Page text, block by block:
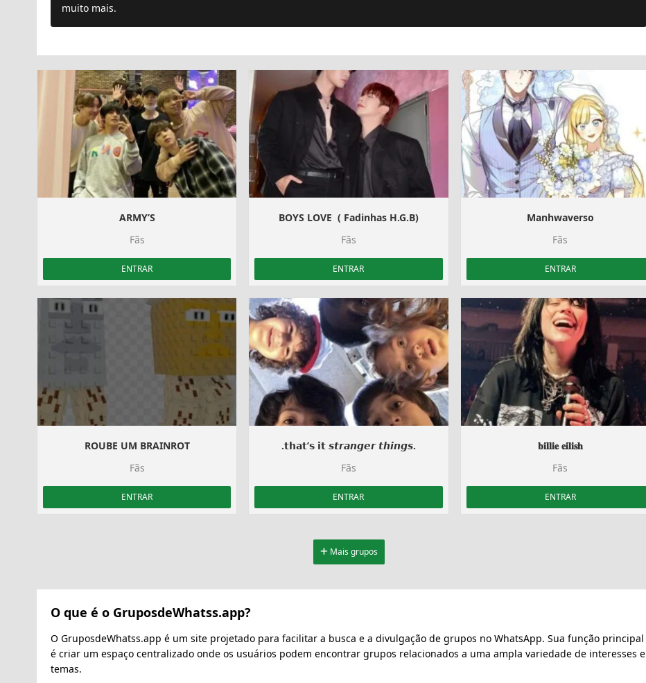
muito mais.
ARMY’S
Fãs
ENTRAR
BOYS LOVE ️‍ ( Fadinhas H.G.B)
Fãs
ENTRAR
Manhwaverso
Fãs
ENTRAR
ROUBE UM BRAINROT
Fãs
ENTRAR
.𝘁𝗵𝗮𝘁’𝘀 𝗶𝘁 𝙨𝙩𝙧𝙖𝙣𝙜𝙚𝙧 𝙩𝙝𝙞𝙣𝙜𝙨.
Fãs
ENTRAR
𝐛𝐢𝐥𝐥𝐢𝐞 𝐞𝐢𝐥𝐢𝐬𝐡
Fãs
ENTRAR
Mais grupos
O que é o GruposdeWhatss.app?
O GruposdeWhatss.app é um site projetado para facilitar a busca e a divulgação de grupos no WhatsApp. Sua função principal
é criar um espaço centralizado onde os usuários podem encontrar grupos relacionados a uma ampla variedade de interesses e
temas.